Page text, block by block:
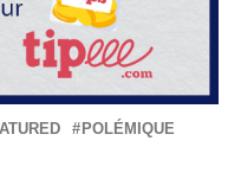
POLÉMIQUE